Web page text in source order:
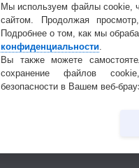
Мы используем файлы cookie,
сайтом. Продолжая
Подробнее о том, как мы
конфиденциальности
Вы также можете
сохранение файлов
безопасности в Вашем веб-